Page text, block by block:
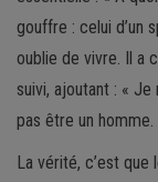
gouffre : celui d’un
oublie de vivre. Il a
suivi, ajoutant : «
pas être un homme.
La vérité, c’est que